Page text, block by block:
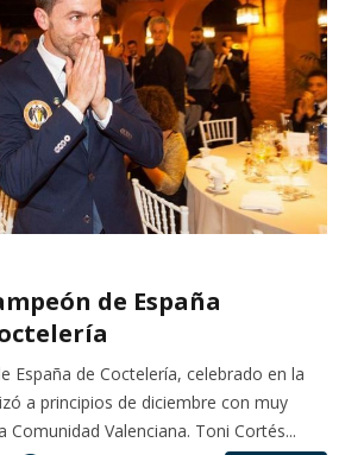
de España
España de Coctelería, celebrado en la
a principios de diciembre con muy
Comunidad Valenciana. Toni Cortés...